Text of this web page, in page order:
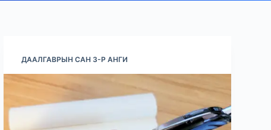
ДААЛГАВРЫН САН 3-Р АНГИ